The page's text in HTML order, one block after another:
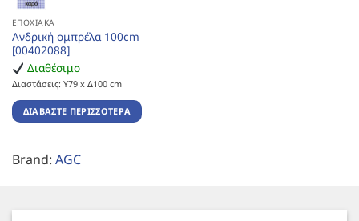
ΕΠΟΧΙΑΚΆ
Ανδρική ομπρέλα 100cm
[00402088]
Διαθέσιμο
Διαστάσεις: Υ79 x Δ100 cm
ΔΙΑΒΆΣΤΕ ΠΕΡΙΣΣΌΤΕΡΑ
Brand: AGC